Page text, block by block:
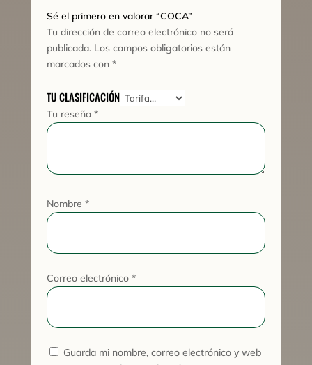
Sé el primero en valorar “COCA”
Tu dirección de correo electrónico no será
publicada. Los campos obligatorios están
marcados con*
TU CLASIFICACIÓN
Tu reseña*
Nombre*
Correo electrónico*
Guarda mi nombre, correo electrónico y web